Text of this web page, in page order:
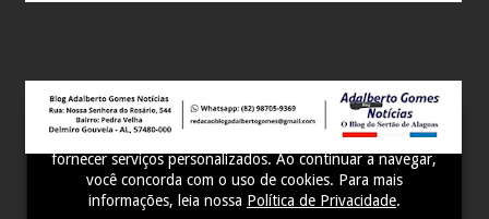
Este site utiliza cookies para melhorar sua experiência e
fornecer serviços personalizados. Ao continuar a navegar,
você concorda com o uso de cookies. Para mais
informações, leia nossa Política de Privacidade.